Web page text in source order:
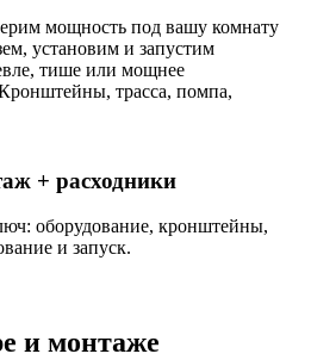
мощность под вашу комнату
установим и запустим
тише или мощнее
трасса, помпа,
+ расходники
оборудование, кронштейны,
и запуск.
и монтаже